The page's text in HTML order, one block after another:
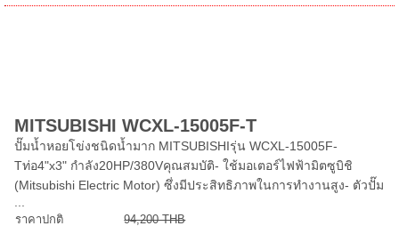
MITSUBISHI WCXL-15005F-T
ปั๊มน้ำหอยโข่งชนิดน้ำมาก MITSUBISHIรุ่น WCXL-15005F-
Tท่อ4"x3" กำลัง20HP/380Vคุณสมบัติ- ใช้มอเตอร์ไฟฟ้ามิตซูบิชิ
(Mitsubishi Electric Motor) ซึ่งมีประสิทธิภาพในการทำงานสูง- ตัวปั๊ม
ราคาปกติ 94,200 THB